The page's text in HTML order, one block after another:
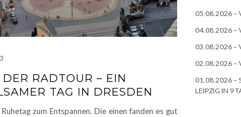
DER RADTOUR – EIN
TAG IN DRESDEN
zum Entspannen. Die einen fanden es gut
05.08.2026 –
04.08.2026 –
03.08.2026 –
02.08.2026 –
01.08.2026 –
LEIPZIG IN 9